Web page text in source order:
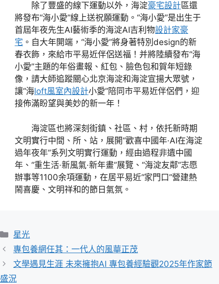
除了豐盛的線下運動以外，海淀豪宅設計區還
將發布“海小愛”線上送祝願運動。“海小愛”是出生于
首屆年夜先生AI藝術季的海淀AI吉利物設計家豪
宅 。自大年開端，“海小愛”將身著特別design的新
春衣飾，來給市平易近伴侶送福！并將陸續發布“海
小愛”主題的年俗畫報、紅包、臉色包和賀年短錄
像，請大師追蹤關心北京海淀和海淀宣揚大眾號，
讓“海loft風室內設計小愛”陪同市平易近伴侶們，迎
接佈滿盼望與美妙的新一年！
海淀區也將深刻街鎮、社區、村，依托新時期
文明實行中間、所、站，展開“歡喜中國年·AI在海淀
過年夜年”系列文明實行運動，經由過程非遺中國
年、“重生活·新風氣·新年畫”展覽、“海淀友鄰”志愿
辦事等1100余項運動，在居平易近“家門口”營建熱
鬧喜慶、文明祥和的節日氣氛。
分
類
星光
專包養網任其：一代人的風華正茂
文學遇見生涯 未來擁抱AI 專包養經驗觀2025年作家節
盛況